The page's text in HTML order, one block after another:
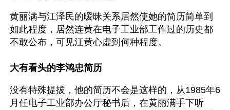
黄丽满与江泽民的暧昧关系居然使她的简历简单到
如此程度，居然连黄在电子工业部工作过的历史都
不敢公布，可见江黄心虚到何种程度。
大有看头的李鸿忠简历
没有特殊提拔，他的简历不会是这样的，从1985年6
月任电子工业部办公厅秘书后，在黄丽满手下听